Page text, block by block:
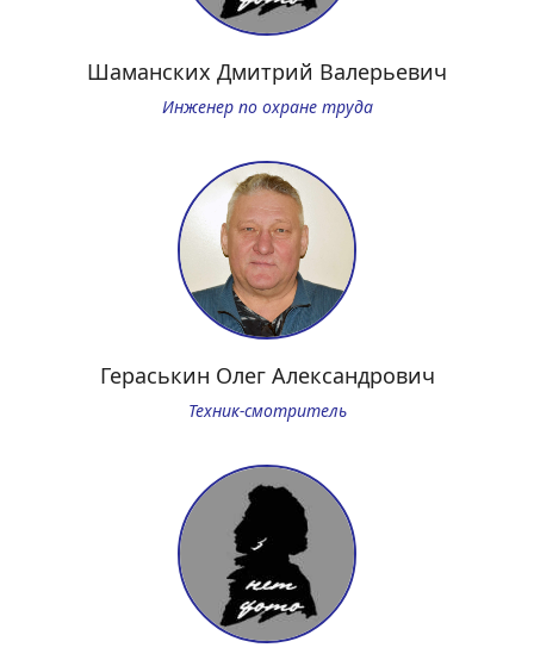
Шаманских Дмитрий Валерьевич
Инженер по охране труда
Гераськин Олег Александрович
Техник-смотритель